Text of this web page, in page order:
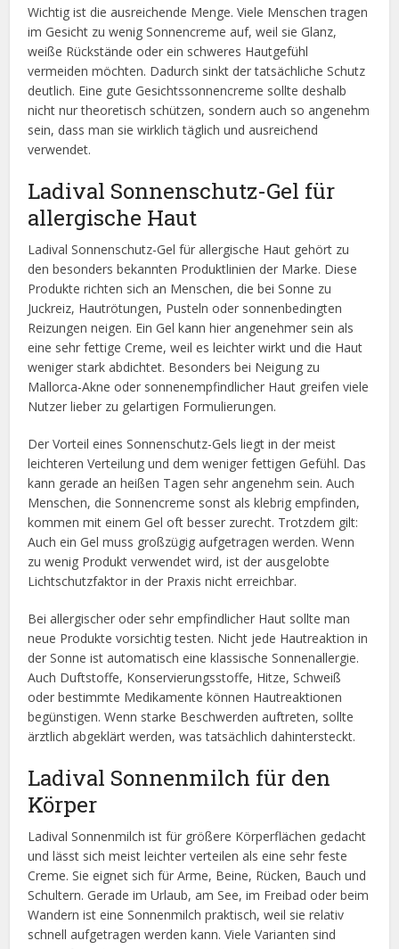
Wichtig ist die ausreichende Menge. Viele Menschen tragen
im Gesicht zu wenig Sonnencreme auf, weil sie Glanz,
weiße Rückstände oder ein schweres Hautgefühl
vermeiden möchten. Dadurch sinkt der tatsächliche Schutz
deutlich. Eine gute Gesichtssonnencreme sollte deshalb
nicht nur theoretisch schützen, sondern auch so angenehm
sein, dass man sie wirklich täglich und ausreichend
verwendet.
Ladival Sonnenschutz-Gel für
allergische Haut
Ladival Sonnenschutz-Gel für allergische Haut gehört zu
den besonders bekannten Produktlinien der Marke. Diese
Produkte richten sich an Menschen, die bei Sonne zu
Juckreiz, Hautrötungen, Pusteln oder sonnenbedingten
Reizungen neigen. Ein Gel kann hier angenehmer sein als
eine sehr fettige Creme, weil es leichter wirkt und die Haut
weniger stark abdichtet. Besonders bei Neigung zu
Mallorca-Akne oder sonnenempfindlicher Haut greifen viele
Nutzer lieber zu gelartigen Formulierungen.
Der Vorteil eines Sonnenschutz-Gels liegt in der meist
leichteren Verteilung und dem weniger fettigen Gefühl. Das
kann gerade an heißen Tagen sehr angenehm sein. Auch
Menschen, die Sonnencreme sonst als klebrig empfinden,
kommen mit einem Gel oft besser zurecht. Trotzdem gilt:
Auch ein Gel muss großzügig aufgetragen werden. Wenn
zu wenig Produkt verwendet wird, ist der ausgelobte
Lichtschutzfaktor in der Praxis nicht erreichbar.
Bei allergischer oder sehr empfindlicher Haut sollte man
neue Produkte vorsichtig testen. Nicht jede Hautreaktion in
der Sonne ist automatisch eine klassische Sonnenallergie.
Auch Duftstoffe, Konservierungsstoffe, Hitze, Schweiß
oder bestimmte Medikamente können Hautreaktionen
begünstigen. Wenn starke Beschwerden auftreten, sollte
ärztlich abgeklärt werden, was tatsächlich dahintersteckt.
Ladival Sonnenmilch für den
Körper
Ladival Sonnenmilch ist für größere Körperflächen gedacht
und lässt sich meist leichter verteilen als eine sehr feste
Creme. Sie eignet sich für Arme, Beine, Rücken, Bauch und
Schultern. Gerade im Urlaub, am See, im Freibad oder beim
Wandern ist eine Sonnenmilch praktisch, weil sie relativ
schnell aufgetragen werden kann. Viele Varianten sind